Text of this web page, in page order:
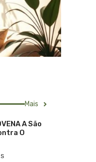
Mais
A São
O